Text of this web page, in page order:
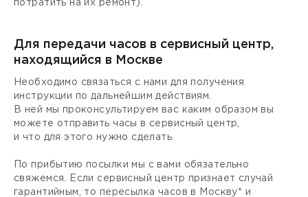
потратить на их ремонт).
Для передачи часов в сервисный центр,
находящийся в Москве
Необходимо связаться с нами для получения
инструкции по дальнейшим действиям.
В ней мы проконсультируем вас каким образом вы
можете отправить часы в сервисный центр,
и что для этого нужно сделать.
По прибытию посылки мы с вами обязательно
свяжемся. Если сервисный центр признает случай
гарантийным, то пересылка часов в Москву* и